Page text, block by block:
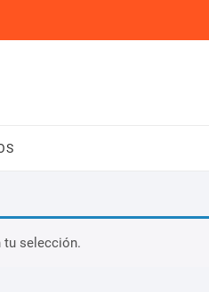
tu selección.